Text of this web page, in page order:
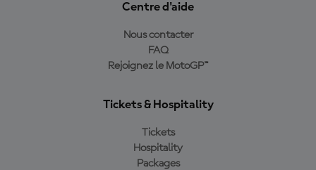
Centre d'aide
Nous contacter
FAQ
Rejoignez le MotoGP™
Tickets & Hospitality
Tickets
Hospitality
Packages